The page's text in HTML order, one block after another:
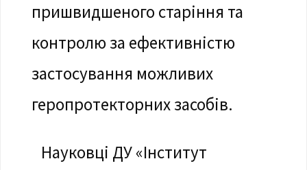
пришвидшеного старіння та
контролю за ефективністю
застосування можливих
геропротекторних засобів.
Науковці ДУ «Інститут